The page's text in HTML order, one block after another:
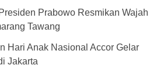
Presiden Prabowo Resmikan Wajah
Tawang
Hari Anak Nasional Accor Gelar
Jakarta